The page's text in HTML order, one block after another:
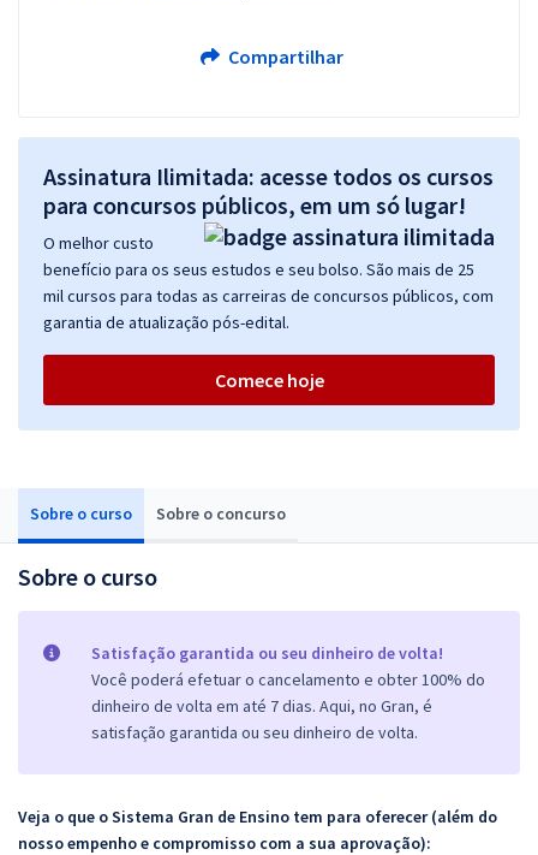
Sobre o curso Sobre o concurso
Sobre o curso
Satisfação garantida ou seu dinheiro de volta!
Você poderá efetuar o cancelamento e obter 100% do
dinheiro de volta em até 7 dias. Aqui, no Gran, é
satisfação garantida ou seu dinheiro de volta.
Veja o que o Sistema Gran de Ensino tem para oferecer (além do
nosso empenho e compromisso com a sua aprovação):
Compartilhar
Assinatura Ilimitada: acesse todos os cursos
para concursos públicos, em um só lugar!
O melhor custo
benefício para os seus estudos e seu bolso. São mais de 25
mil cursos para todas as carreiras de concursos públicos, com
garantia de atualização pós-edital.
Comece hoje